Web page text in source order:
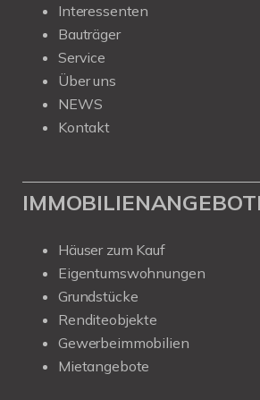
Interessenten
Bauträger
Service
Über uns
NEWS
Kontakt
Häuser zum Kauf
Eigentumswohnungen
Grundstücke
Renditeobjekte
Gewerbeimmobilien
Mietangebote